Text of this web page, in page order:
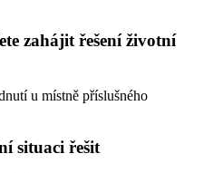
zahájit řešení životní
u místně příslušného
situaci řešit